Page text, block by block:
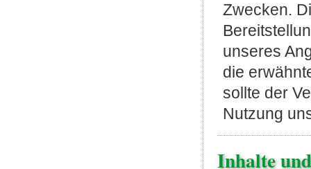
Zwecken.
unseres
die
sollte der
Nutzung
Inhalte